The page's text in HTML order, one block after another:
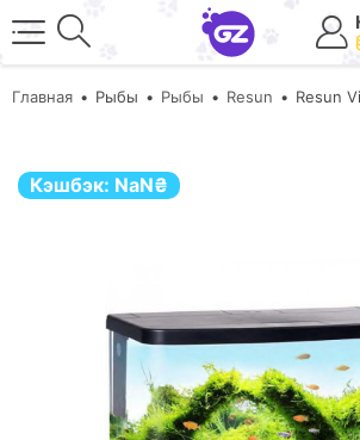
Главная Рыбы Рыбы Resun Resun
Кэшбэк: NaN₴